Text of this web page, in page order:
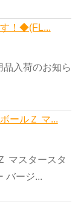
！◆(FL...
入荷のお知ら
ールＺ マ...
マスタースタ
ージ...